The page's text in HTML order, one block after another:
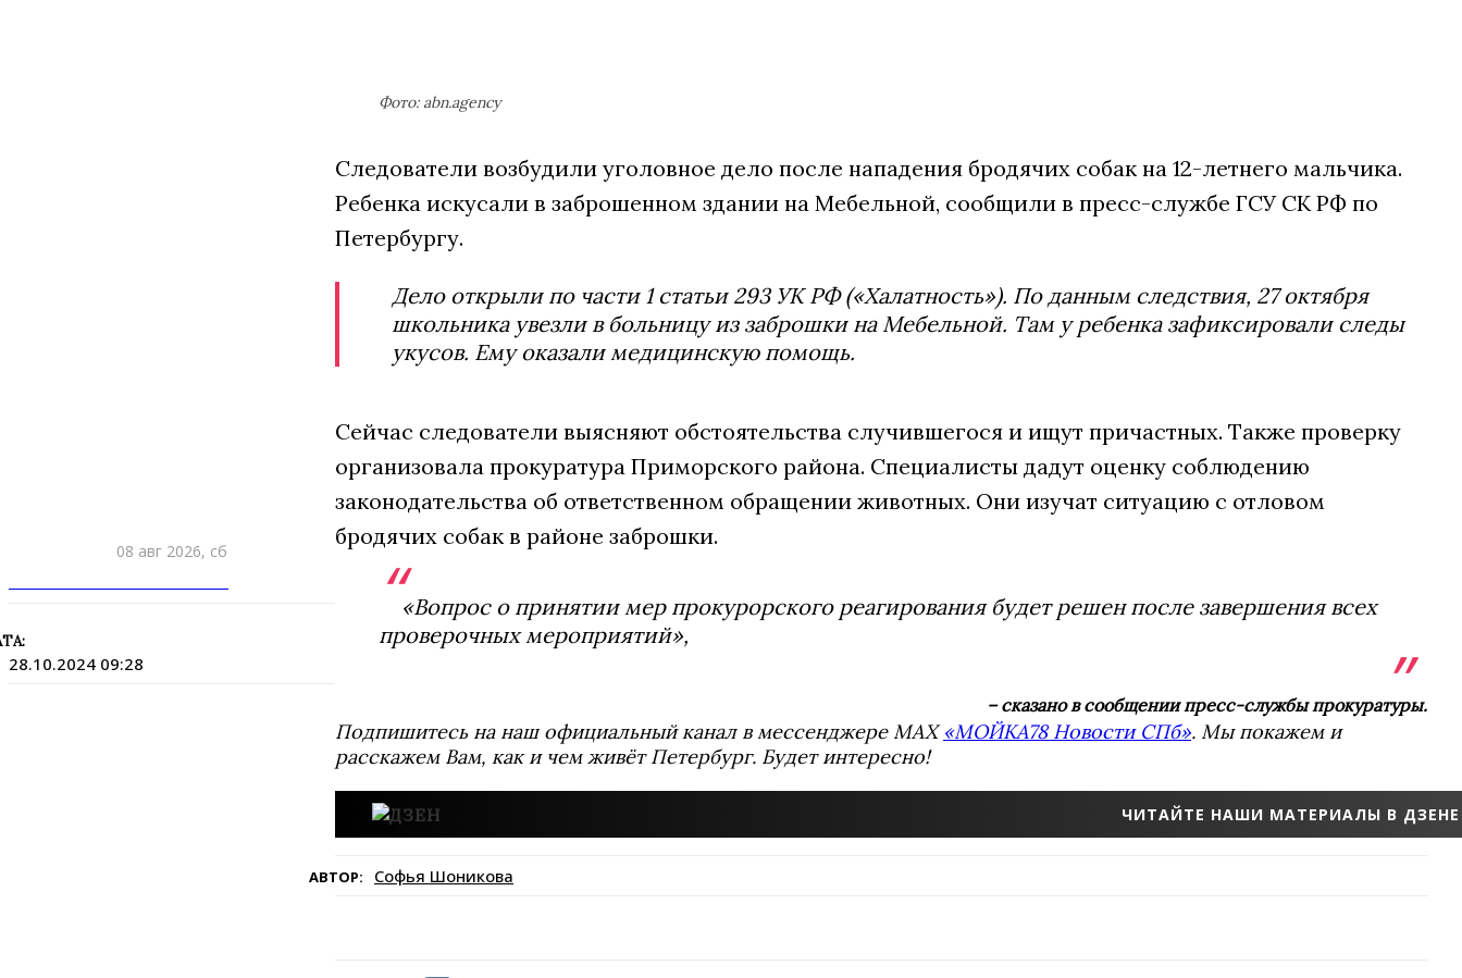
08 авг 2026, сб
28.10.2024 09:28
Фото: abn.agency
Следователи возбудили уголовное дело после нападения бродячих собак на 12-летнего мальчика.
Ребенка искусали в заброшенном здании на Мебельной, сообщили в пресс-службе ГСУ СК РФ по
Петербургу.
Дело открыли по части 1 статьи 293 УК РФ («Халатность»). По данным следствия, 27 октября
школьника увезли в больницу из заброшки на Мебельной. Там у ребенка зафиксировали следы
укусов. Ему оказали медицинскую помощь.
Сейчас следователи выясняют обстоятельства случившегося и ищут причастных. Также проверку
организовала прокуратура Приморского района. Специалисты дадут оценку соблюдению
законодательства об ответственном обращении животных. Они изучат ситуацию с отловом
бродячих собак в районе заброшки.
«Вопрос о принятии мер прокурорского реагирования будет решен после завершения всех
проверочных мероприятий»,
– сказано в сообщении пресс-службы прокуратуры.
Подпишитесь на наш официальный канал в мессенджере MAX«МОЙКА78 Новости СПб». Мы покажем и
расскажем Вам, как и чем живёт Петербург. Будет интересно!
ЧИТАЙТЕ НАШИ МАТЕРИАЛЫ В ДЗЕНЕ
АВТОР: Софья Шоникова